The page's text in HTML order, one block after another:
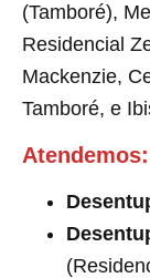
(Tamboré),
Residencial
Mackenzie,
Tamboré, e
Atendemos: